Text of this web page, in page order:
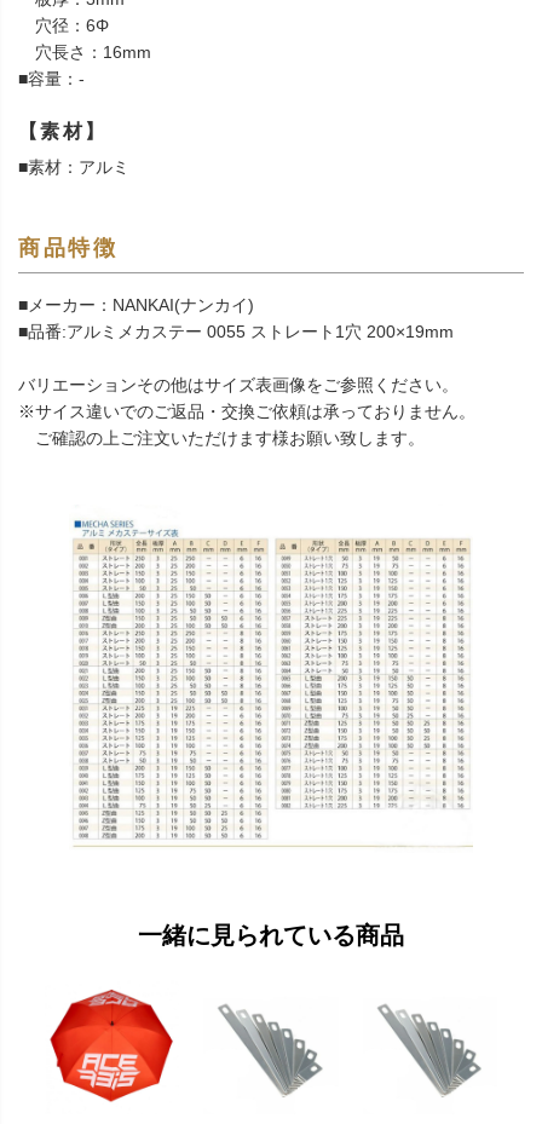
穴径：6Φ
穴長さ：16mm
■容量：-
【素材】
■素材：アルミ
商品特徴
■メーカー：NANKAI(ナンカイ)
■品番:アルミメカステー 0055 ストレート1穴 200×19mm
バリエーションその他はサイズ表画像をご参照ください。
※サイス違いでのご返品・交換ご依頼は承っておりません。
ご確認の上ご注文いただけます様お願い致します。
一緒に見られている商品